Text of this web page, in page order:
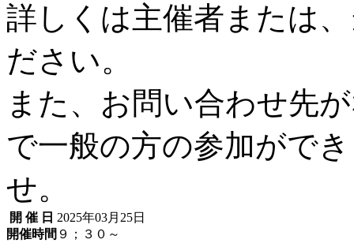
詳しくは主催者または
ださい。
また、お問い合わせ先
で一般の方の参加がで
せ。
開 催 日 2025年03月25日
開催時間 ９；３０～